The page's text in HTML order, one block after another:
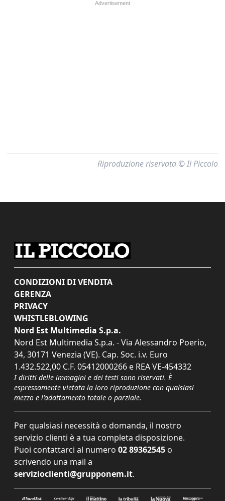
Riproduzione riservata © Il Piccolo
CONDIZIONI DI VENDITA
GERENZA
PRIVACY
WHISTLEBLOWING
Nord Est Multimedia S.p.a.
Nord Est Multimedia S.p.a. - Via Alessandro Poerio,
34, 30171 Venezia (VE). Cap. Soc. i.v. Euro
1.432.522,00 C.F. 05412000266 e REA VE-454332
I diritti delle immagini e dei testi sono riservati. È
espressamente vietata la loro riproduzione con qualsiasi
mezzo e l'adattamento totale o parziale.
Per qualsiasi necessità o domanda, il nostro
servizio clienti è a tua completa disposizione.
Puoi contattarci al numero 02 89362545 o
scrivendo una mail a
servizioclienti@grupponem.it.